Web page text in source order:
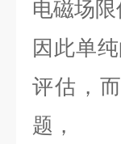
电磁场限
因此单
评估，
题，